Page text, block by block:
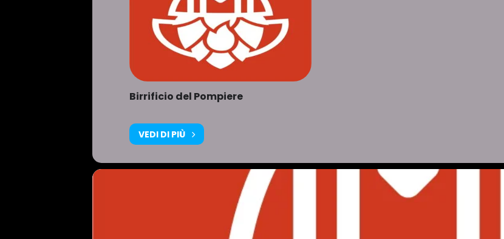
Birrificio del Pompiere
VEDI DI PIÙ